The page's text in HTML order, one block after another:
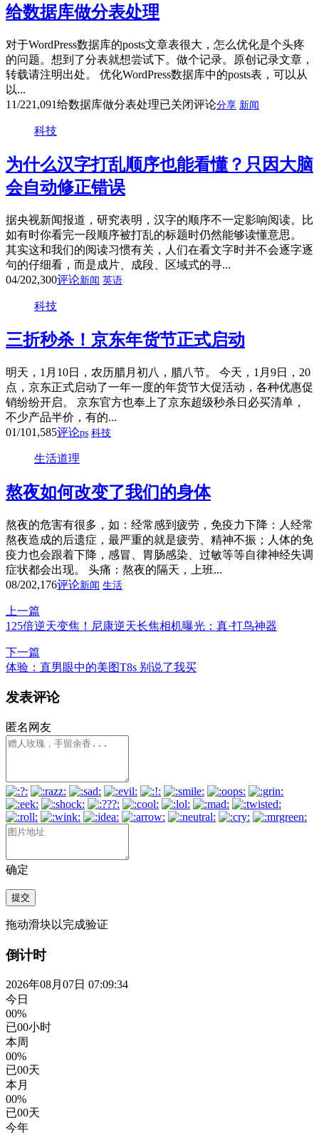
给数据库做分表处理
对于WordPress数据库的posts文章表很大，怎么优化是个头疼
的问题。想到了分表就想尝试下。做个记录。原创记录文章，
转载请注明出处。 优化WordPress数据库中的posts表，可以从
以...
11/221,091给数据库做分表处理已关闭评论分享 新闻
科技
为什么汉字打乱顺序也能看懂？只因大脑
会自动修正错误
据央视新闻报道，研究表明，汉字的顺序不一定影响阅读。比
如有时你看完一段顺序被打乱的标题时仍然能够读懂意思。
其实这和我们的阅读习惯有关，人们在看文字时并不会逐字逐
句的仔细看，而是成片、成段、区域式的寻...
04/202,300评论新闻 英语
科技
三折秒杀！京东年货节正式启动
明天，1月10日，农历腊月初八，腊八节。 今天，1月9日，20
点，京东正式启动了一年一度的年货节大促活动，各种优惠促
销纷纷开启。 京东官方也奉上了京东超级秒杀日必买清单，
不少产品半价，有的...
01/101,585评论ps 科技
生活道理
熬夜如何改变了我们的身体
熬夜的危害有很多，如：经常感到疲劳，免疫力下降：人经常
熬夜造成的后遗症，最严重的就是疲劳、精神不振；人体的免
疫力也会跟着下降，感冒、胃肠感染、过敏等等自律神经失调
症状都会出现。 头痛：熬夜的隔天，上班...
08/202,176评论新闻 生活
上一篇
125倍逆天变焦！尼康逆天长焦相机曝光：真·打鸟神器
下一篇
体验：直男眼中的美图T8s 别说了我买
发表评论
匿名网友
确定
提交
拖动滑块以完成验证
倒计时
2026年08月07日 07:09:35
今日
00%
已00小时
本周
00%
已00天
本月
00%
已00天
今年